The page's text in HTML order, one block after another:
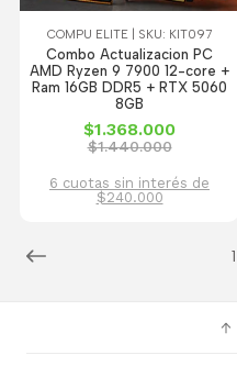
1
COMPU ELITE | SKU: KIT097
Combo Actualizacion PC
AMD Ryzen 9 7900 12-core +
Ram 16GB DDR5 + RTX 5060
8GB
$1.368.000
$1.440.000
6 cuotas sin interés de
$240.000